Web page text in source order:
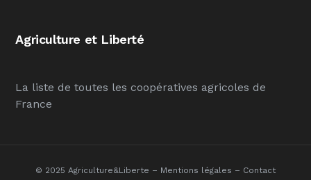
Agriculture et Liberté
La liste de toutes les coopératives agricoles de
France
© 2025 Agriculture&Liberte – Mentions légales – Contact